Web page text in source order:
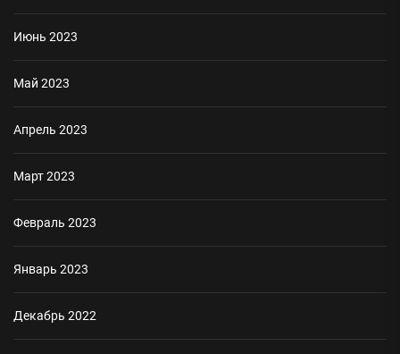
Июнь 2023
Май 2023
Апрель 2023
Март 2023
Февраль 2023
Январь 2023
Декабрь 2022